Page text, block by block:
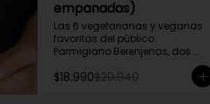
pequeñas de Nutella y
Manzana Canela. Perfecto para
compartir entre 2 o 3!
empanadas)
Las 6 vegetarianas y veganas
favoritas del público.
Parmigiano Berenjenas, dos
Fugazzetta (Queso con cebolla),
Setas Ahumadas, Chupe
Palmitos, Margherita. Una caja
$18.990$20.940